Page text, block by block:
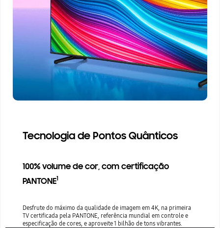
Tecnologia de Pontos Quânticos
100% volume de cor, com certificação
PANTONE1
Desfrute do máximo da qualidade de imagem em 4K, na primeira
TV certificada pela PANTONE, referência mundial em controle e
especificação de cores, e aproveite 1 bilhão de tons vibrantes.